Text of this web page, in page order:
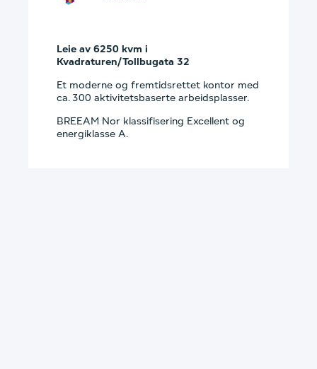
Leie av 6250 kvm i
Kvadraturen/Tollbugata 32
Et moderne og fremtidsrettet kontor med
ca. 300 aktivitetsbaserte arbeidsplasser.
BREEAM Nor klassifisering Excellent og
energiklasse A.